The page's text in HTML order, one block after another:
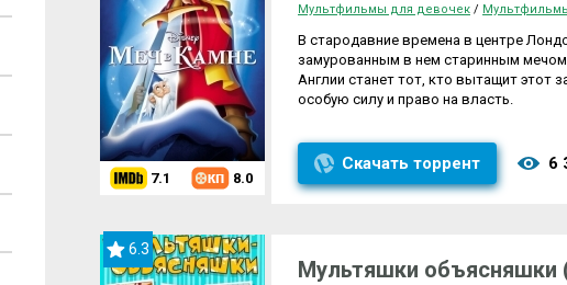
7.1 8.0
Мультфильмы для девочек /
В стародавние времена в центре
замурованным в нем старинным
Англии станет тот, кто вытащит
особую силу и право на власть.
Скачать торрент 6
6.3
Мультяшки объясняшки